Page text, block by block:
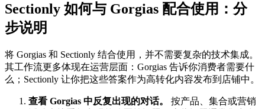
Sectionly 如何与 Gorgias 配合使用：分
步说明
将 Gorgias 和 Sectionly 结合使用，并不需要复杂的技术集成。
其工作流更多体现在运营层面：Gorgias 告诉你消费者需要什
么；Sectionly 让你把这些答案作为高转化内容发布到店铺中。
查看 Gorgias 中反复出现的对话。
按产品、集合或营销